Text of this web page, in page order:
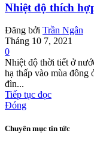
Nhiệt độ thích
Đăng bởi Trần Ngân
Tháng 10 7, 2021
0
Nhiệt độ thời tiết ở
hạ thấp vào mùa đông
đìn...
Tiếp tục đọc
Đóng
Chuyên mục tin tức